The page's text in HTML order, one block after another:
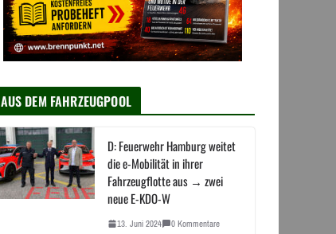
AUS DEM FAHRZEUGPOOL
D: Feuerwehr Hamburg weitet
die e-Mobilität in ihrer
Fahrzeugflotte aus → zwei
neue E-KDO-W
13. Juni 2024 0 Kommentare